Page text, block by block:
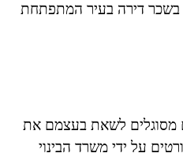
בשכר דירה בעיר המתפתחת
מסוגלים לשאת בעצמם את
על ידי משרד הבינוי